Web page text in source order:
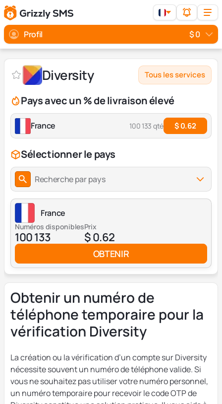
Profil $ 0
Diversity Tous les services
Pays avec un % de livraison élevé
France 100 133 qté $ 0.62
Sélectionner le pays
Recherche par pays
France
Numéros disponibles
100 133
Prix
$ 0.62
OBTENIR
Obtenir un numéro de
téléphone temporaire pour la
vérification Diversity
La création ou la vérification d’un compte sur Diversity
nécessite souvent un numéro de téléphone valide. Si
vous ne souhaitez pas utiliser votre numéro personnel,
un numéro temporaire pour recevoir le code OTP de